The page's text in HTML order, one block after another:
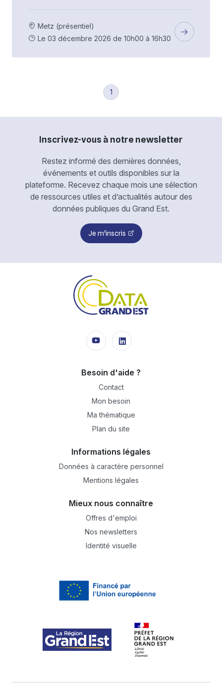
Metz (présentiel)
Le 03 décembre 2026 de 10h00 à 16h30
1
Inscrivez-vous à notre newsletter
Restez informé des dernières données,
événements et outils disponibles sur la
plateforme. Recevez chaque mois une sélection
de ressources utiles et d’actualités autour des
données publiques du Grand Est.
Je m'inscris
Besoin d'aide ?
Contact
Mon besoin
Ma thématique
Plan du site
Informations légales
Données à caractère personnel
Mentions légales
Mieux nous connaître
Offres d'emploi
Nos newsletters
Identité visuelle